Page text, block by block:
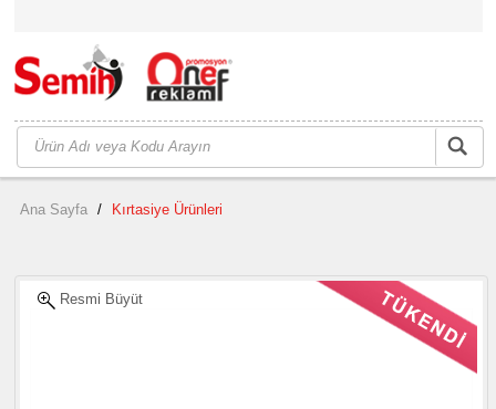
Ana Sayfa / Kırtasiye Ürünleri
Resmi Büyüt